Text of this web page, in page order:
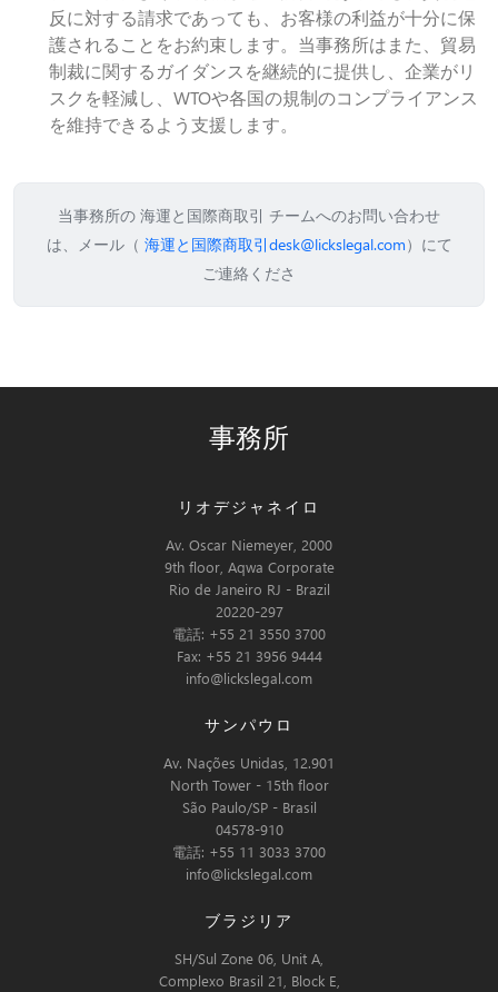
反に対する請求であっても、お客様の利益が十分に保
護されることをお約束します。当事務所はまた、貿易
制裁に関するガイダンスを継続的に提供し、企業がリ
スクを軽減し、WTOや各国の規制のコンプライアンス
を維持できるよう支援します。
当事務所の 海運と国際商取引 チームへのお問い合わせ
は、メール（ 海運と国際商取引desk@lickslegal.com）にて
ご連絡くださ
事務所
リオデジャネイロ
Av. Oscar Niemeyer, 2000
9th floor, Aqwa Corporate
Rio de Janeiro RJ - Brazil
20220-297
電話: +55 21 3550 3700
Fax: +55 21 3956 9444
info@lickslegal.com
サンパウロ
Av. Nações Unidas, 12.901
North Tower - 15th floor
São Paulo/SP - Brasil
04578-910
電話: +55 11 3033 3700
info@lickslegal.com
ブラジリア
SH/Sul Zone 06, Unit A,
Complexo Brasil 21, Block E,